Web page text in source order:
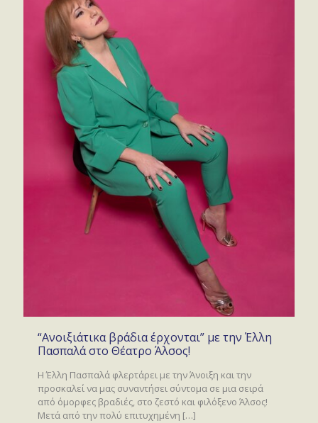
“Ανοιξιάτικα βράδια έρχονται” με την Έλλη
Πασπαλά στο Θέατρο Άλσος!
Η Έλλη Πασπαλά φλερτάρει με την Άνοιξη και την
προσκαλεί να μας συναντήσει σύντομα σε μια σειρά
από όμορφες βραδιές, στο ζεστό και φιλόξενο Άλσος!
Μετά από την πολύ επιτυχημένη […]